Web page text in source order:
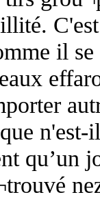
il
n'est-
qu’un